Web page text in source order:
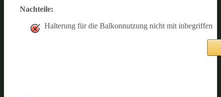
Nachteile:
Halterung für die Balkonnutzung nicht mit inbegriffen